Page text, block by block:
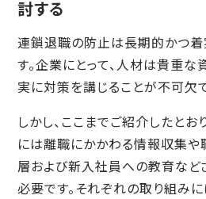
討する
連鎖退職の防止は長期的かつ
す。企業にとって、人材は貴重
実に対策を講じることが不可欠で
しかし、ここまでご紹介したとお
には離職にかかわる情報収集や
層および新入社員への教育など
必要です。それぞれの取り組み